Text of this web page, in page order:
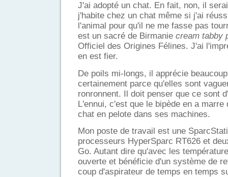
J'ai adopté un chat. En fait, non, il
j'habite chez un chat même si j'ai
l'animal pour qu'il ne me fasse pas
est un sacré de Birmanie cream tabby
Officiel des Origines Félines. J'ai
en est fier.
De poils mi-longs, il apprécie
certainement parce qu'elles sont
ronronnent. Il doit penser que ce sont
L'ennui, c'est que le bipède en a
chat en pelote dans ses machines.
Mon poste de travail est une
processeurs HyperSparc RT626 et
Go. Autant dire qu'avec les
ouverte et bénéficie d'un système de
coup d'aspirateur de temps en temps